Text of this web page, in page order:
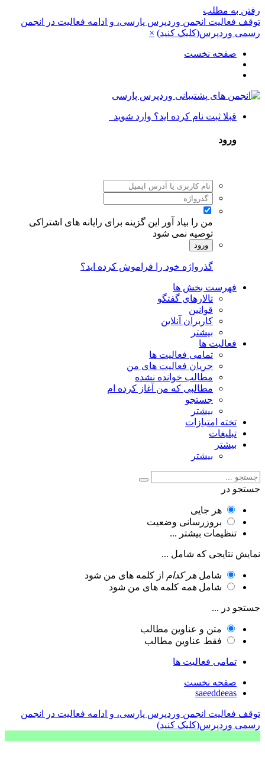
رفتن به مطلب
توقف فعالیت انجمن وردپرس پارسی، و ادامه فعالیت در انجمن
رسمی وردپرس(کلیک کنید) ×
صفحه نخست
قبلا ثبت نام کرده اید؟ وارد شوید
ورود
من را بیاد آور
این گزینه برای رایانه های اشتراکی
توصیه نمی شود
ورود
گذرواژه خود را فراموش کرده اید؟
فهرست بخش ها
تالارهای گفتگو
قوانین
کاربران آنلاین
بیشتر
فعالیت ها
تمامی فعالیت ها
جریان فعالیت های من
مطالب خوانده نشده
مطالبی که من آغاز کرده ام
جستجو
بیشتر
تخته امتیازات
تبلیغات
بیشتر
بیشتر
جستجو در
هر جایی
بروزرسانی وضعیت
تنظیمات بیشتر ...
نمایش نتایجی که شامل ...
شامل هر کدام از کلمه های من شود
شامل همه کلمه های من شود
جستجو در ...
متن و عناوین مطالب
فقط عناوین مطالب
تمامی فعالیت ها
صفحه نخست
saeeddeeas
توقف فعالیت انجمن وردپرس پارسی، و ادامه فعالیت در انجمن
رسمی وردپرس(کلیک کنید)